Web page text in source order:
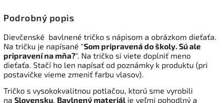
Podrobný popis
Dievčenské bavlnené tričko s nápisom a obrázkom dieťaťa.
Na tričku je napísané "Som pripravená do školy. Sú ale
pripravení na mňa?". Na tričko si viete doplniť meno
dieťaťa. Stačí ho len napísať od poznámky k produktu (pri
postavičke vieme zmeniť farbu vlasov).
Tričko s vysokokvalitnou potlačou, ktorú sme vyrobili
na Slovensku. Bavlnený materiál je veľmi pohodlný a